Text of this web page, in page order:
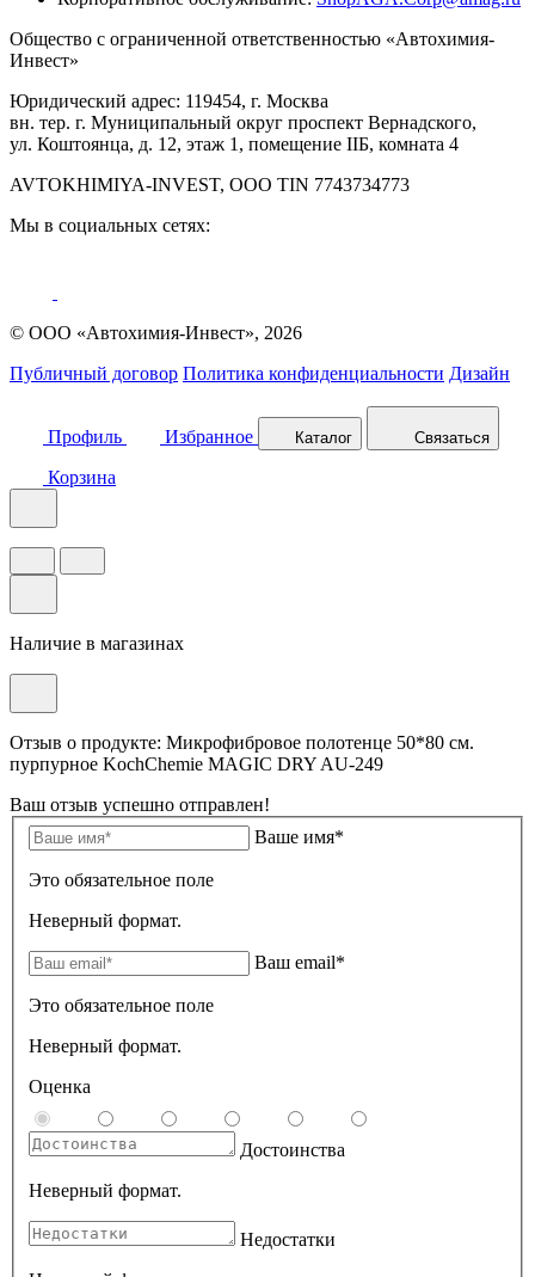
Общество с ограниченной ответственностью «Автохимия-
Инвест»
Юридический адрес: 119454, г. Москва
вн. тер. г. Муниципальный округ проспект Вернадского,
ул. Коштоянца, д. 12, этаж 1, помещение IIБ, комната 4
AVTOKHIMIYA-INVEST, OOO TIN 7743734773
Мы в социальных сетях:
© ООО «Автохимия-Инвест», 2026
Публичный договор Политика конфиденциальности Дизайн
Профиль Избранное Каталог Связаться
Корзина
Наличие в магазинах
Отзыв о продукте: Микрофибровое полотенце 50*80 см.
пурпурное KochChemie MAGIC DRY AU-249
Ваш отзыв успешно отправлен!
Ваше имя*
Это обязательное поле
Неверный формат.
Ваш email*
Это обязательное поле
Неверный формат.
Оценка
Достоинства
Неверный формат.
Недостатки